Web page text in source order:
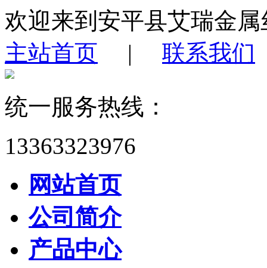
欢迎来到安平县艾瑞金
主站首页 | 联系我们
统一服务热线：
13363323976
网站首页
公司简介
产品中心